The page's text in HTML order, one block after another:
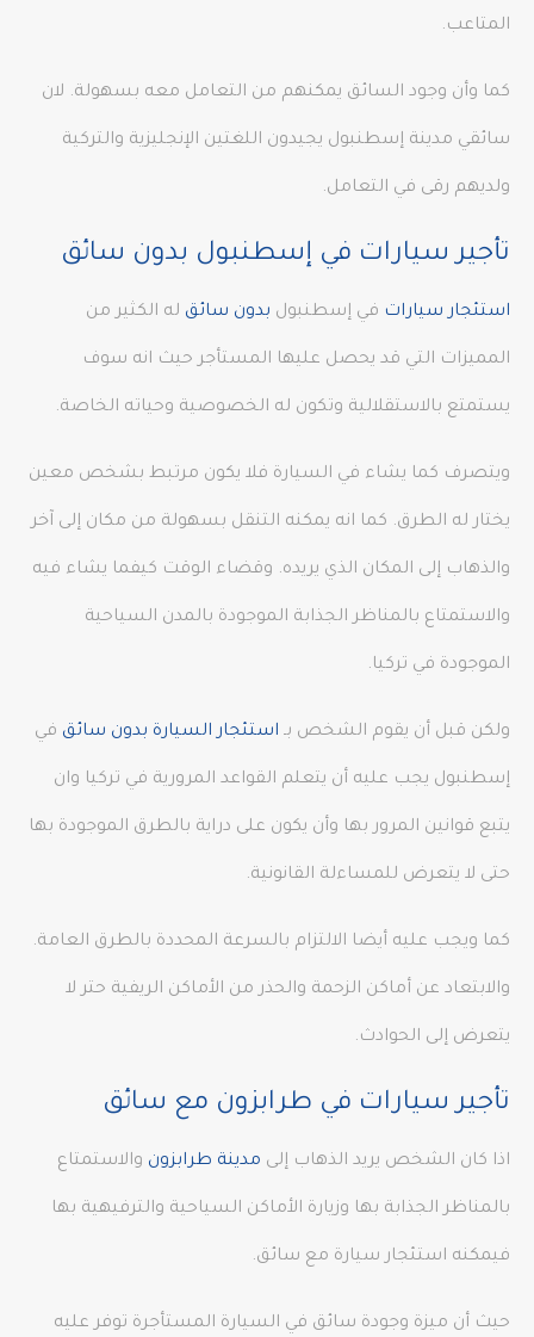
المتاعب.
كما وأن وجود السائق يمكنهم من التعامل معه بسهولة. لان
سائقي مدينة إسطنبول يجيدون اللغتين الإنجليزية والتركية
ولديهم رقى في التعامل.
تأجير سيارات في إسطنبول بدون سائق
استئجار سيارات في إسطنبول بدون سائق له الكثير من
المميزات التي قد يحصل عليها المستأجر حيث انه سوف
يستمتع بالاستقلالية وتكون له الخصوصية وحياته الخاصة.
ويتصرف كما يشاء في السيارة فلا يكون مرتبط بشخص معين
يختار له الطرق. كما انه يمكنه التنقل بسهولة من مكان إلى آخر
والذهاب إلى المكان الذي يريده. وقضاء الوقت كيفما يشاء فيه
والاستمتاع بالمناظر الجذابة الموجودة بالمدن السياحية
الموجودة في تركيا.
ولكن قبل أن يقوم الشخص بـ استئجار السيارة بدون سائق في
إسطنبول يجب عليه أن يتعلم القواعد المرورية في تركيا وان
يتبع قوانين المرور بها وأن يكون على دراية بالطرق الموجودة بها
حتى لا يتعرض للمساءلة القانونية.
كما ويجب عليه أيضا الالتزام بالسرعة المحددة بالطرق العامة.
والابتعاد عن أماكن الزحمة والحذر من الأماكن الريفية حتر لا
يتعرض إلى الحوادث.
تأجير سيارات في طرابزون مع سائق
اذا كان الشخص يريد الذهاب إلى مدينة طرابزون والاستمتاع
بالمناظر الجذابة بها وزيارة الأماكن السياحية والترفيهية بها
فيمكنه استئجار سيارة مع سائق.
حيث أن ميزة وجودة سائق في السيارة المستأجرة توفر عليه